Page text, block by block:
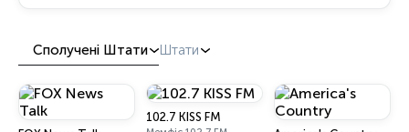
Сполучені Штати Штати
102.7 KISS FM